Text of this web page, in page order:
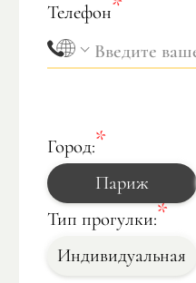
Телефон
Город:
Париж
Тип прогулки:
Индивидуальная